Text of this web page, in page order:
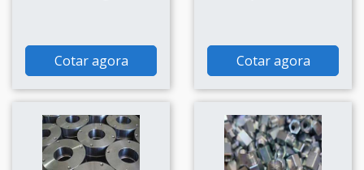
Cotar agora Cotar agora